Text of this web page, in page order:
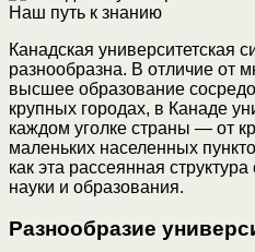
Канадская университетская
разнообразна. В отличие от
высшее образование
крупных городах, в Канаде
каждом уголке страны — от
маленьких населенных
как эта рассеянная
науки и образования.
Разнообразие